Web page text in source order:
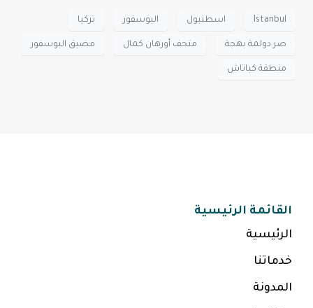
Istanbul اسطنبول البوسفور تركيا
صر دولمة بهجة متحف أورهان كمال مضيق البوسفور
منطقة كباتاش
القائمة الرئيسية
الرئيسية
خدماتنا
المدونة